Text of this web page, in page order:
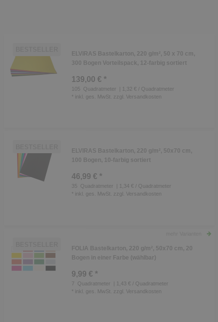
ELVIRAS Bastelkarton, 220 g/m², 50 x 70 cm,
300 Bogen Vorteilspack, 12-farbig sortiert
139,00 € *
105 Quadratmeter
| 1,32 € / Quadratmeter
* inkl. ges. MwSt. zzgl. Versandkosten
ELVIRAS Bastelkarton, 220 g/m², 50x70 cm,
100 Bogen, 10-farbig sortiert
46,99 € *
35 Quadratmeter
| 1,34 € / Quadratmeter
* inkl. ges. MwSt. zzgl. Versandkosten
FOLIA Bastelkarton, 220 g/m², 50x70 cm, 20
Bogen in einer Farbe (wählbar)
9,99 € *
7 Quadratmeter
| 1,43 € / Quadratmeter
* inkl. ges. MwSt. zzgl. Versandkosten